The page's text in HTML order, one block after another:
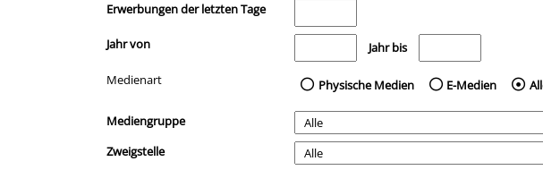
Erwerbungen der letzten Tage
Jahr von Medien anzeigen, die nach dem Jahr
Jahr bis
Medienart Physische Medien E-Medien
Mediengruppe
Zweigstelle